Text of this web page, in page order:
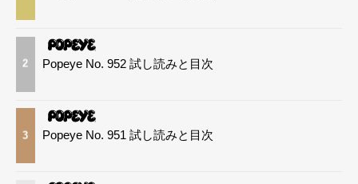
2 Popeye No. 952 試し読みと目次
3 Popeye No. 951 試し読みと目次